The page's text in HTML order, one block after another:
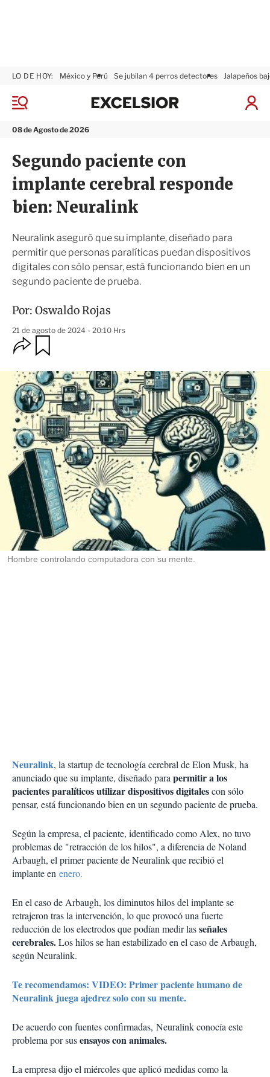
M
n
08 de Agosto de 2026
LO DE HOY: México y Perú Se jubilan 4 perros detectores Jalapeños
I
x
i
r
Segundo paciente con
implante cerebral responde
bien: Neuralink
Neuralink aseguró que su implante, diseñado para
permitir que personas paralíticas puedan dispositivos
digitales con sólo pensar, está funcionando bien en un
segundo paciente de prueba.
Por: Oswaldo Rojas
21 de agosto de 2024 - 20:10 Hrs
O
p
i
o
n
e
s
d
e
c
o
m
p
a
r
i
r
r
d
a
r
Hombre controlando computadora con su mente.
Neuralink, la startup de tecnología cerebral de Elon Musk, ha
anunciado que su implante, diseñado parapermitir a los
pacientes paralíticos utilizar dispositivos digitalescon sólo
pensar, está funcionando bien en un segundo paciente de prueba.
Según la empresa, el paciente, identificado como Alex, no tuvo
problemas de "retracción de los hilos", a diferencia de Noland
Arbaugh, el primer paciente de Neuralink que recibió el
implante en enero.
En el caso de Arbaugh, los diminutos hilos del implante se
retrajeron tras la intervención, lo que provocó una fuerte
reducción de los electrodos que podían medir lasseñales
cerebrales.Los hilos se han estabilizado en el caso de Arbaugh,
según Neuralink.
Te recomendamos: VIDEO: Primer paciente humano de
Neuralink juega ajedrez solo con su mente.
De acuerdo con fuentes confirmadas, Neuralink conocía este
problema por susensayos con animales.
La empresa dijo el miércoles que aplicó medidas como la